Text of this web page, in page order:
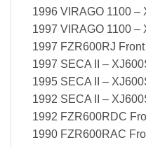
1996 VIRAGO 1100 –
1997 VIRAGO 1100 –
1997 FZR600RJ
1997 SECA II –
1995 SECA II –
1992 SECA II –
1992 FZR600RDC
1990 FZR600RAC